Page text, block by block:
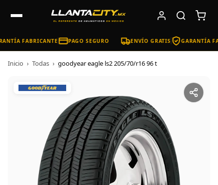
FABRICANTE PAGO SEGURO ENVÍO GRATIS GARANTÍA
Inicio › Todas › goodyear eagle ls2 205/70/r16 96 t